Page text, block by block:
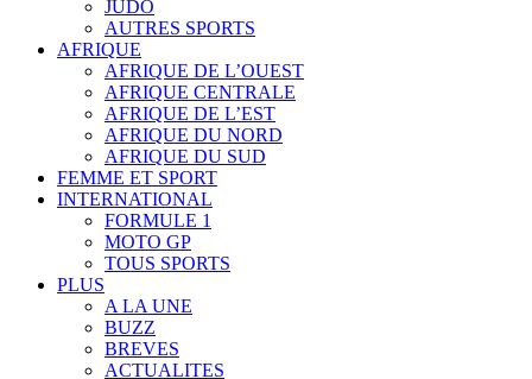
JUDO
AUTRES SPORTS
AFRIQUE
AFRIQUE DE L’OUEST
AFRIQUE CENTRALE
AFRIQUE DE L’EST
AFRIQUE DU NORD
AFRIQUE DU SUD
FEMME ET SPORT
INTERNATIONAL
FORMULE 1
MOTO GP
TOUS SPORTS
PLUS
A LA UNE
BUZZ
BREVES
ACTUALITES